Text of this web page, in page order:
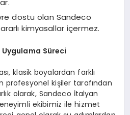
dostu olan Sandeco
kimyasallar içermez.
Süreci
klasik boyalardan farklı
profesyonel kişiler tarafından
olarak, Sandeco İtalyan
ekibimiz ile hizmet